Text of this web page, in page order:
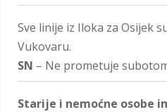
Sve linije iz Iloka za Osijek
Vukovaru.
SN – Ne prometuje
Starije i nemoćne osobe